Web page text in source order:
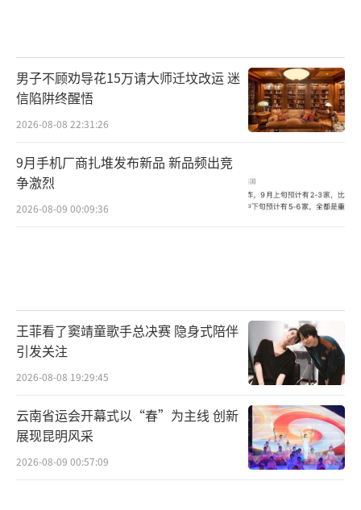
男子不顾劝导花15万请大师迁坟改运 迷
信陷阱终醒悟
2026-08-08 22:31:26
9月手机厂商扎堆发布新品 新品频出竞
争激烈
2026-08-09 00:09:36
王菲看了窦靖童歌手总决赛 隐身式陪伴
引发关注
2026-08-08 19:29:45
云南省运会开幕式以“春”为主线 创新
展现昆明风采
2026-08-09 00:57:09